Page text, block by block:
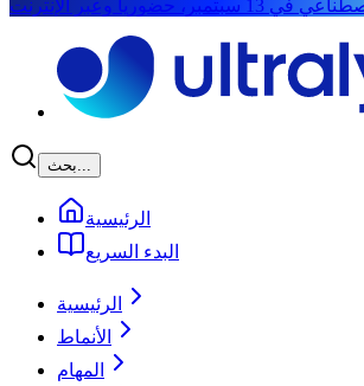
بحث...
الرئيسية
البدء السريع
الرئيسية
الأنماط
المهام